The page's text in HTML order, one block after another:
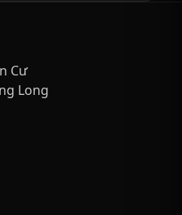
Cư
Long